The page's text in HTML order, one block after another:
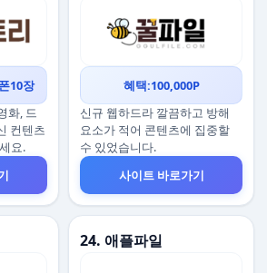
10장
화, 드
컨텐츠
요.
혜택:100,000P
신규 웹하드라 깔끔하고 방해
요소가 적어 콘텐츠에 집중할
수 있었습니다.
사이트 바로가기
24. 애플파일